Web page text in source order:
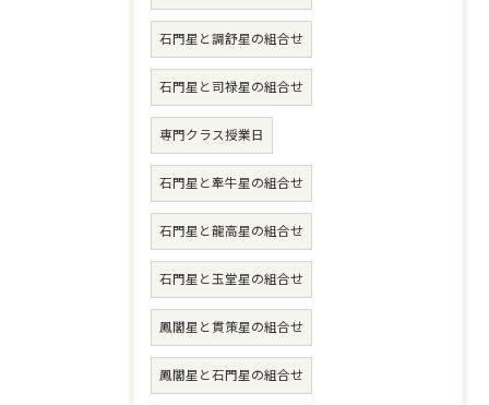
石門星と調舒星の組合せ
石門星と司禄星の組合せ
専門クラス授業日
石門星と牽牛星の組合せ
石門星と龍高星の組合せ
石門星と玉堂星の組合せ
鳳閣星と貫策星の組合せ
鳳閣星と石門星の組合せ